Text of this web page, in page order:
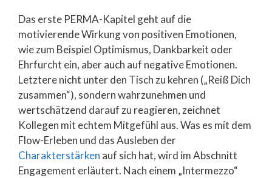
Das erste PERMA-Kapitel geht auf die
motivierende Wirkung von positiven Emotionen,
wie zum Beispiel Optimismus, Dankbarkeit oder
Ehrfurcht ein, aber auch auf negative Emotionen.
Letztere nicht unter den Tisch zu kehren („Reiß Dich
zusammen“), sondern wahrzunehmen und
wertschätzend darauf zu reagieren, zeichnet
Kollegen mit echtem Mitgefühl aus. Was es mit dem
Flow-Erleben und das Ausleben der
Charakterstärken auf sich hat, wird im Abschnitt
Engagement erläutert. Nach einem „Intermezzo“